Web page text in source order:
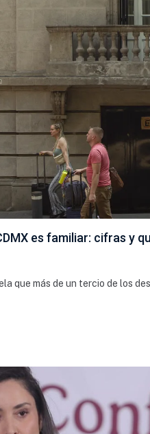
es familiar: cifras y
que más de un tercio de los